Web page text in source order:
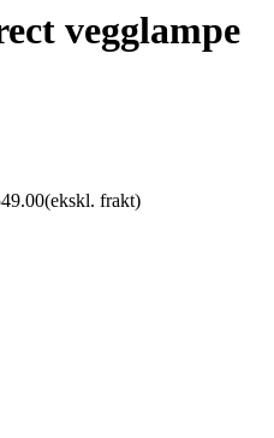
vegglampe
(ekskl. frakt)